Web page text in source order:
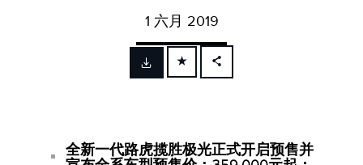
1 六月 2019
FACEBOOK
SHARE
全新一代路虎揽胜极光正式开启预售并